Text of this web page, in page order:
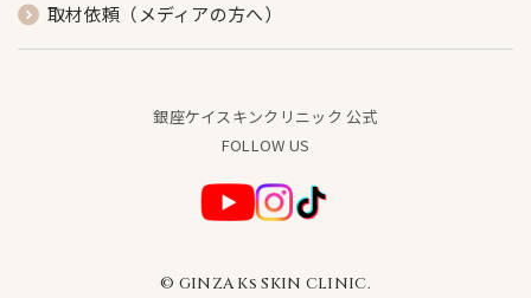
取材依頼（メディアの方へ）
銀座ケイスキンクリニック 公式
FOLLOW US
© GINZA Ks SKIN CLINIC.